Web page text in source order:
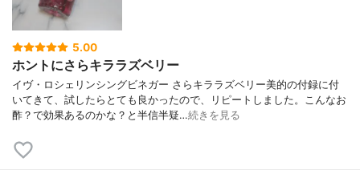
5.00
ホントにさらキララズベリー
イヴ・ロシェリンシングビネガー さらキララズベリー美的の付録に付
いてきて、試したらとても良かったので、リピートしました。こんなお
酢？で効果あるのかな？と半信半疑…続きを見る